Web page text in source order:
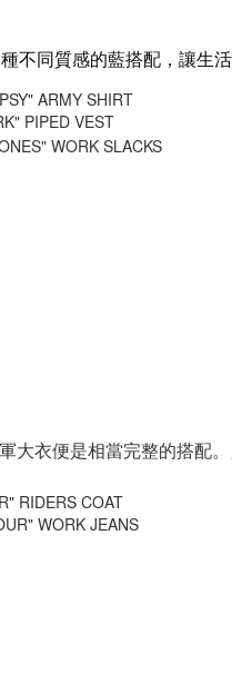
不同質感的藍搭配，讓生
ARMY SHIRT
PIPED VEST
WORK SLACKS
大衣便是相當完整的搭配。
RIDERS COAT
WORK JEANS